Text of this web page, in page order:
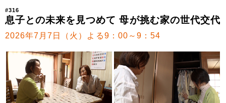
#316
息子との未来を見つめて 母が挑む家の世代交代
2026年7月7日（火）よる9：00～9：54